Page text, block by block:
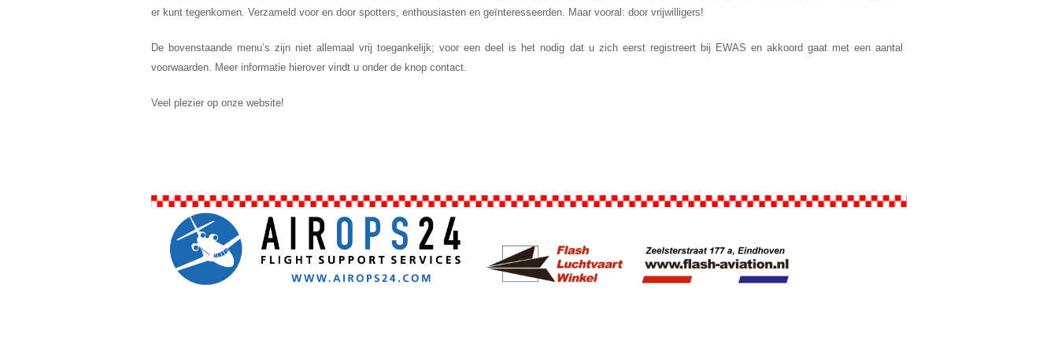
er kunt tegenkomen. Verzameld voor en door spotters, enthousiasten en geïnteresseerden. Maar vooral: door vrijwilligers!
De bovenstaande menu’s zijn niet allemaal vrij toegankelijk; voor een deel is het nodig dat u zich eerst registreert bij EWAS en akkoord gaat met een aantal
voorwaarden. Meer informatie hierover vindt u onder de knop contact.
Veel plezier op onze website!